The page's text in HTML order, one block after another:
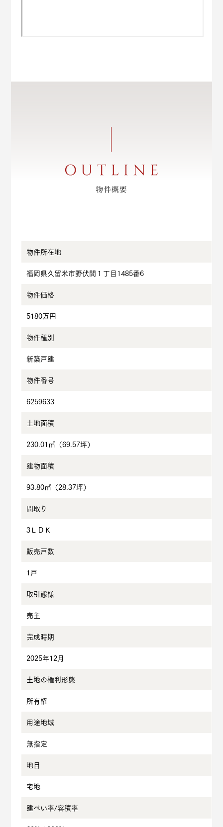
物件所在地
福岡県久留米市野伏間１丁目1485番6
物件価格
5180万円
物件種別
新築戸建
物件番号
6259633
土地面積
230.01㎡ （69.57坪）
建物面積
93.80㎡ （28.37坪）
間取り
3ＬＤＫ
販売戸数
1戸
取引態様
売主
完成時期
2025年12月
土地の権利形態
所有権
用途地域
無指定
地目
宅地
建ぺい率/容積率